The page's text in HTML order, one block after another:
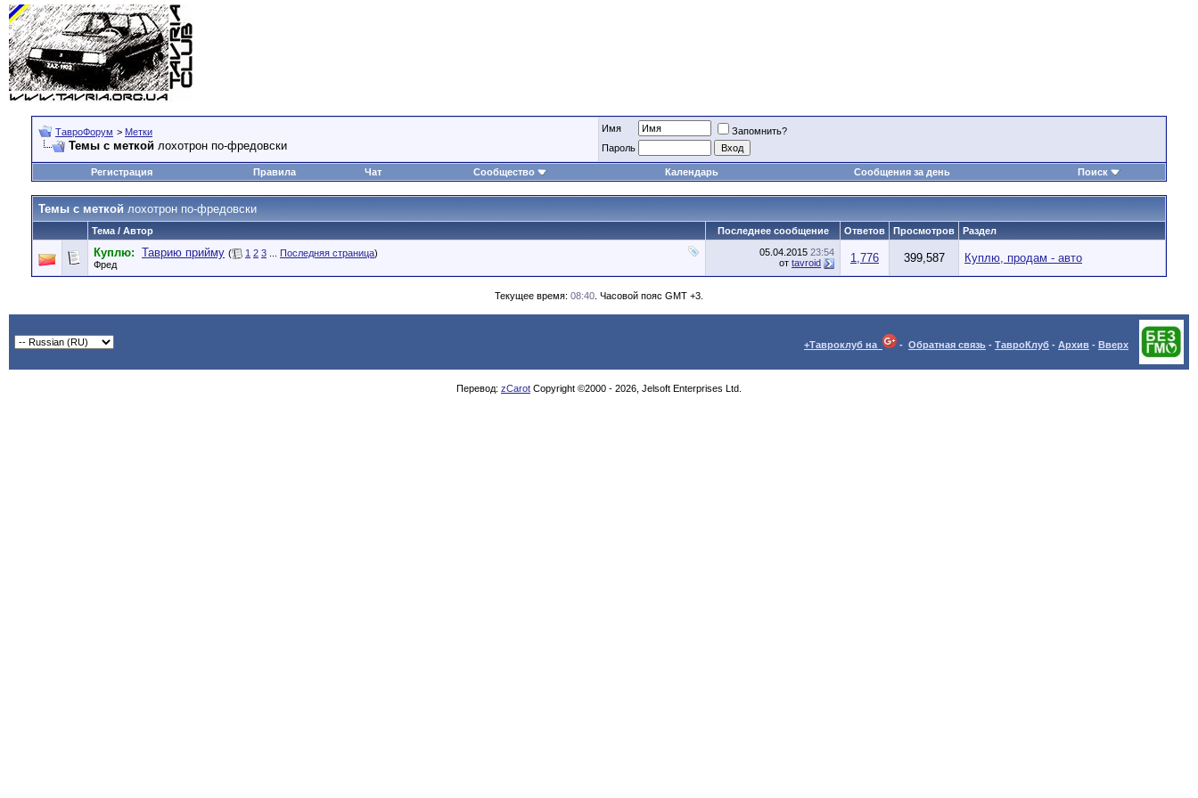
ТавроФорум > Метки
Темы с меткой лохотрон по-фредовски
Имя
Запомнить?
Пароль
Регистрация Правила Чат Сообщество Календарь Сообщения за день Поиск
Темы с меткой лохотрон по-фредовски
Тема / Автор Последнее сообщение Ответов Просмотров Раздел
Куплю: Таврию прийму ( 1 2 3 Последняя страница)
Фред
05.04.2015 23:54
от tavroid 1,776 399,587 Куплю, продам - авто
Текущее время: 08:40 . Часовой пояс GMT +3.
+Тавроклуб на - Обратная связь - ТавроКлуб - Архив - Вверх
Перевод: zCarot Copyright ©2000 - 2026, Jelsoft Enterprises Ltd.